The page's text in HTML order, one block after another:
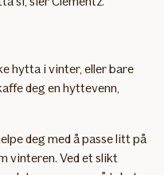
hytta i vinter, eller bare
deg en hyttevenn,
deg med å passe litt på
vinteren. Ved et slikt